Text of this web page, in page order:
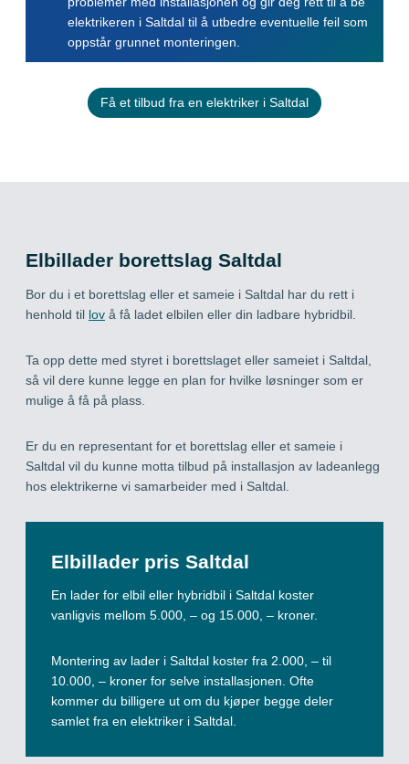
elektrikeren i Saltdal til å utbedre eventuelle feil som
oppstår grunnet monteringen.
Få et tilbud fra en elektriker i Saltdal
Elbillader borettslag Saltdal
Bor du i et borettslag eller et sameie i Saltdal har du rett i
henhold til lov å få ladet elbilen eller din ladbare hybridbil.
Ta opp dette med styret i borettslaget eller sameiet i Saltdal,
så vil dere kunne legge en plan for hvilke løsninger som er
mulige å få på plass.
Er du en representant for et borettslag eller et sameie i
Saltdal vil du kunne motta tilbud på installasjon av ladeanlegg
hos elektrikerne vi samarbeider med i Saltdal.
Elbillader pris Saltdal
En lader for elbil eller hybridbil i Saltdal koster
vanligvis mellom 5.000, – og 15.000, – kroner.
Montering av lader i Saltdal koster fra 2.000, – til
10.000, – kroner for selve installasjonen. Ofte
kommer du billigere ut om du kjøper begge deler
samlet fra en elektriker i Saltdal.